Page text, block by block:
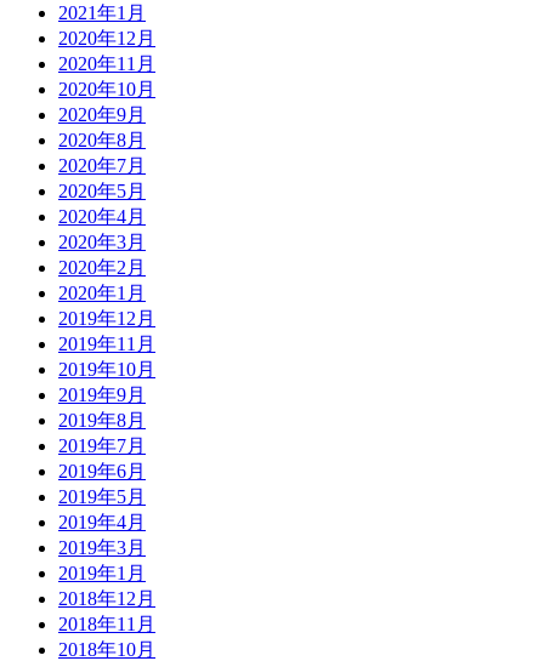
2021年1月
2020年12月
2020年11月
2020年10月
2020年9月
2020年8月
2020年7月
2020年5月
2020年4月
2020年3月
2020年2月
2020年1月
2019年12月
2019年11月
2019年10月
2019年9月
2019年8月
2019年7月
2019年6月
2019年5月
2019年4月
2019年3月
2019年1月
2018年12月
2018年11月
2018年10月